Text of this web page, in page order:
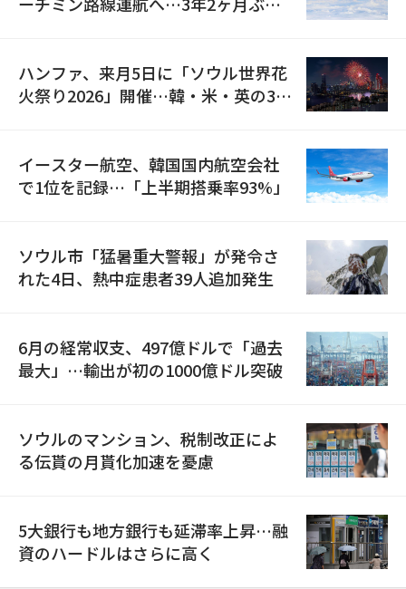
ハンファ、来月5日に「ソウル世界花
火祭り2026」開催…韓・米・英の3カ
イースター航空、韓国国内航空会社
で1位を記録…「上半期搭乗率93%」
ソウル市「猛暑重大警報」が発令さ
れた4日、熱中症患者39人追加発生
6月の経常収支、497億ドルで「過去
最大」…輸出が初の1000億ドル突破
ソウルのマンション、税制改正によ
る伝貰の月貰化加速を憂慮
5大銀行も地方銀行も延滞率上昇…融
資のハードルはさらに高く